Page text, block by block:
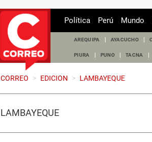
Política Perú Mundo
AREQUIPA AYACUCHO
PIURA PUNO TACNA
CORREO > EDICION > LAMBAYEQUE
LAMBAYEQUE